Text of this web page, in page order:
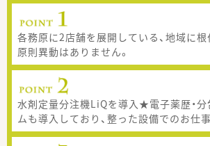
各務原に2店舗を展開している、地域に根
原則異動はありません。
水剤定量分注機LiQを導入★電子薬歴・分
ムも導入しており、整った設備でのお仕